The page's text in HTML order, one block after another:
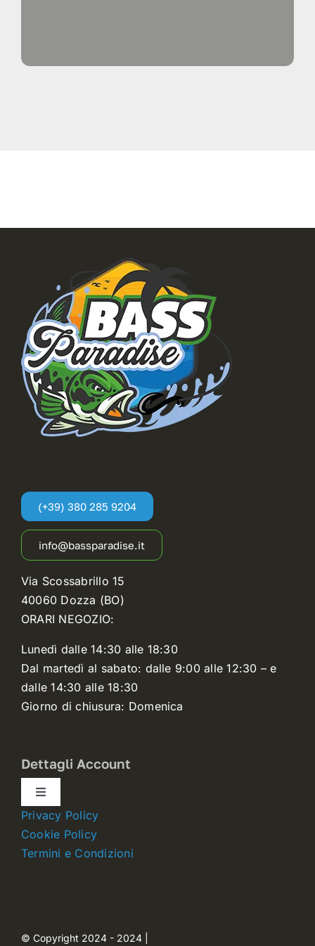
(+39) 380 285 9204
info@bassparadise.it
Via Scossabrillo 15
40060 Dozza (BO)
ORARI NEGOZIO:
Lunedì dalle 14:30 alle 18:30
Dal martedì al sabato: dalle 9:00 alle 12:30 – e
dalle 14:30 alle 18:30
Giorno di chiusura: Domenica
Dettagli Account
Toggle
Navigation
Dettagli account
Privacy Policy
Cookie Policy
Termini e Condizioni
© Copyright 2024 - 2024 |